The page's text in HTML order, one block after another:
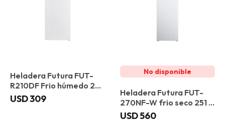
Heladera Futura FUT-
R210DF Frio húmedo 205
LUSD309
Heladera Futura FUT-
270NF-W frio seco 251 L
Blanca
USD560